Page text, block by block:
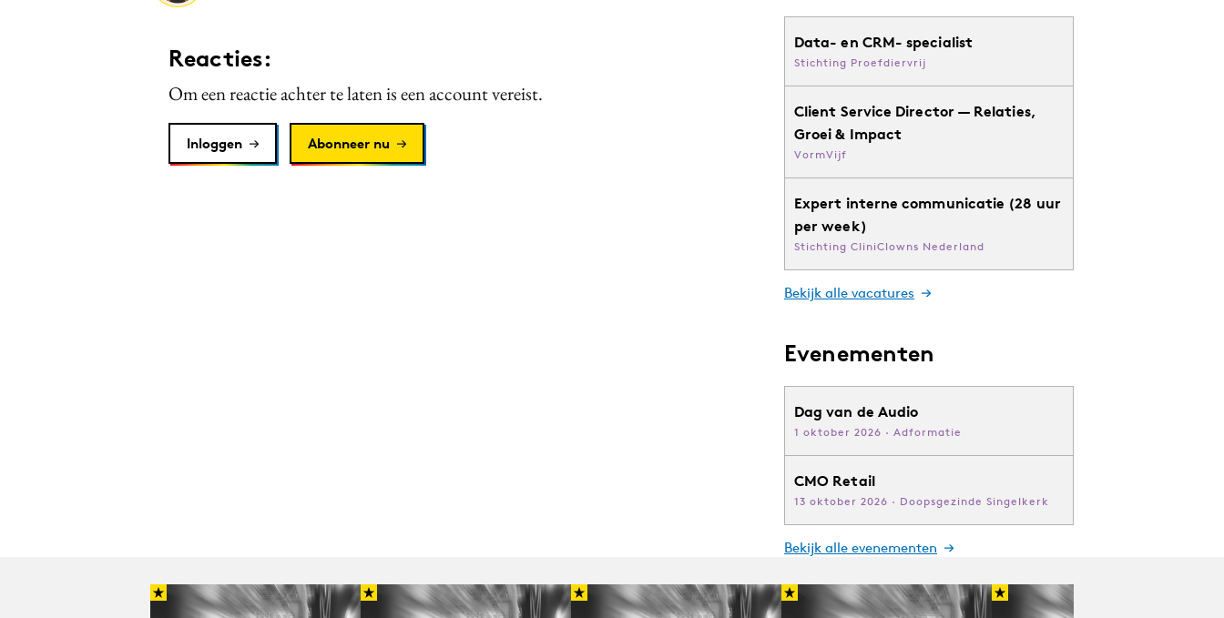
Reacties:
Om een reactie achter te laten is een account vereist.
Inloggen Abonneer nu
Data- en CRM- specialist
Stichting Proefdiervrij
Client Service Director — Relaties,
Groei & Impact
VormVijf
Expert interne communicatie (28 uur
per week)
Stichting CliniClowns Nederland
Bekijk alle vacatures
Evenementen
Dag van de Audio
1 oktober 2026 · Adformatie
CMO Retail
13 oktober 2026 · Doopsgezinde Singelkerk
Bekijk alle evenementen